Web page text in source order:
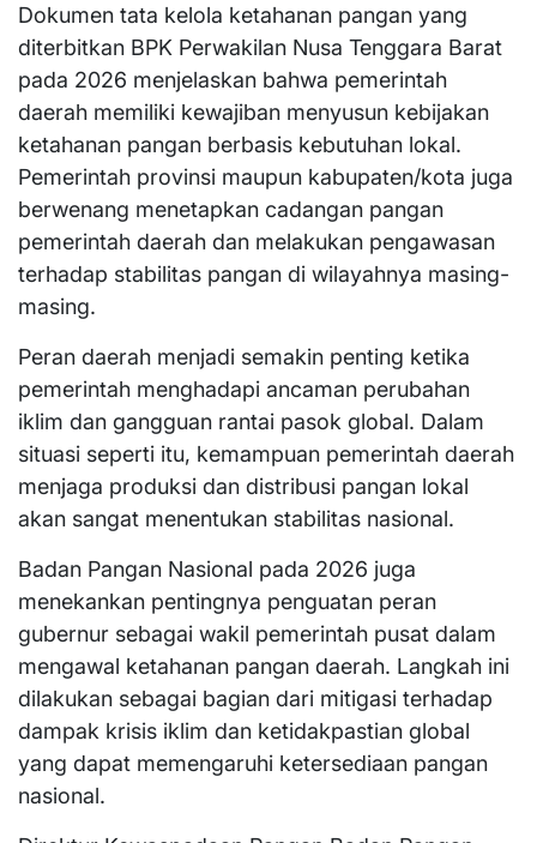
Dokumen tata kelola ketahanan pangan yang
diterbitkan BPK Perwakilan Nusa Tenggara Barat
pada 2026 menjelaskan bahwa pemerintah
daerah memiliki kewajiban menyusun kebijakan
ketahanan pangan berbasis kebutuhan lokal.
Pemerintah provinsi maupun kabupaten/kota juga
berwenang menetapkan cadangan pangan
pemerintah daerah dan melakukan pengawasan
terhadap stabilitas pangan di wilayahnya masing-
masing.
Peran daerah menjadi semakin penting ketika
pemerintah menghadapi ancaman perubahan
iklim dan gangguan rantai pasok global. Dalam
situasi seperti itu, kemampuan pemerintah daerah
menjaga produksi dan distribusi pangan lokal
akan sangat menentukan stabilitas nasional.
Badan Pangan Nasional pada 2026 juga
menekankan pentingnya penguatan peran
gubernur sebagai wakil pemerintah pusat dalam
mengawal ketahanan pangan daerah. Langkah ini
dilakukan sebagai bagian dari mitigasi terhadap
dampak krisis iklim dan ketidakpastian global
yang dapat memengaruhi ketersediaan pangan
nasional.